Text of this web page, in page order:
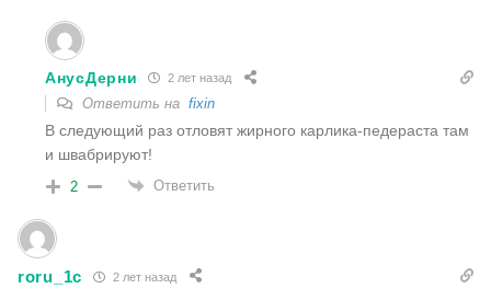
АнусДерни 2 лет назад
Ответить на fixin
В следующий раз отловят жирного карлика-педераста там
и швабрируют!
2 Ответить
roru_1c 2 лет назад